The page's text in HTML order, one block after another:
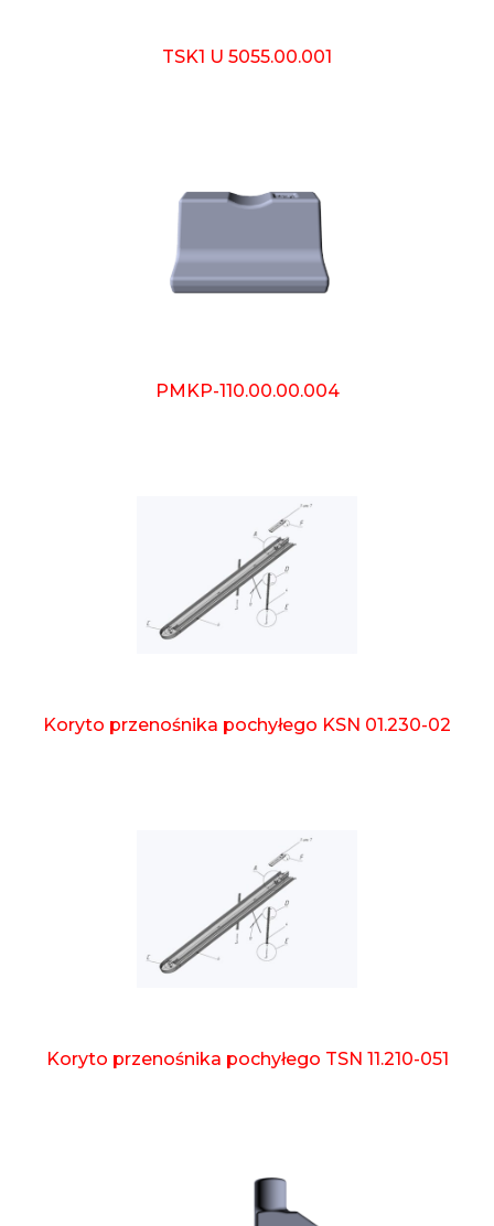
TSK1 U 5055.00.001
PMKP-110.00.00.004
Koryto przenośnika pochyłego KSN 01.230-02
Koryto przenośnika pochyłego TSN 11.210-051